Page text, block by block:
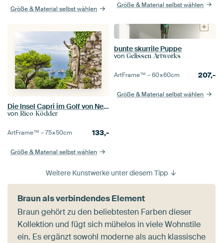
Größe & Material selbst wählen
Größe & Material selbst wählen
Die Insel Capri im Golf von Neapel in Italien
von Rico Ködder
ArtFrame™ –75×50cm 133,-
Größe & Material selbst wählen
bunte skurrile Puppe
von Gelissen Artworks
ArtFrame™ –60×60cm 207,-
Größe & Material selbst wählen
Weitere Kunstwerke unter diesem Tipp
Braun als verbindendes Element
Braun gehört zu den beliebtesten Farben dieser
Kollektion und fügt sich mühelos in viele Wohnstile
ein. Es ergänzt sowohl moderne als auch klassische